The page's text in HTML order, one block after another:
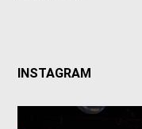
INSTAGRAM